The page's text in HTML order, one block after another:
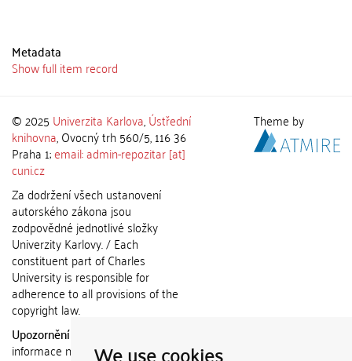
We use cookies
Metadata
Show full item record
© 2025 Univerzita Karlova,Ústřední
knihovna, Ovocný trh 560/5, 116 36
Praha 1;email: admin-repozitar [at]
cuni.cz
Za dodržení všech ustanovení
autorského zákona jsou
zodpovědné jednotlivé složky
Univerzity Karlovy. / Each
constituent part of Charles
University is responsible for
adherence to all provisions of the
copyright law.
Upozornění / Notice:
informace nemohou být použity k
Theme by